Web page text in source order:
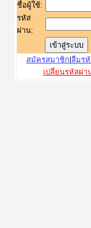
ชื่อผู้ใช้:
รหัส
ผ่าน:
สมัครสมาชิก ลืมร
เปลี่ยนรหัสผ่า